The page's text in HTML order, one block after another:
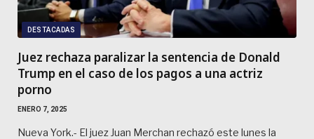
DESTACADAS
Juez rechaza paralizar la sentencia de Donald
Trump en el caso de los pagos a una actriz
porno
ENERO 7, 2025
Nueva York.- El juez Juan Merchan rechazó este lunes la